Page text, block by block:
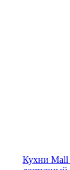
Кухни Mall